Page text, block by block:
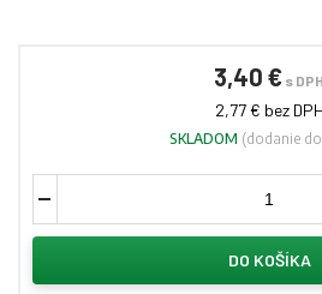
3,40 € s DPH
2,77 € bez DPH
SKLADOM (dodanie
DO KOŠÍKA